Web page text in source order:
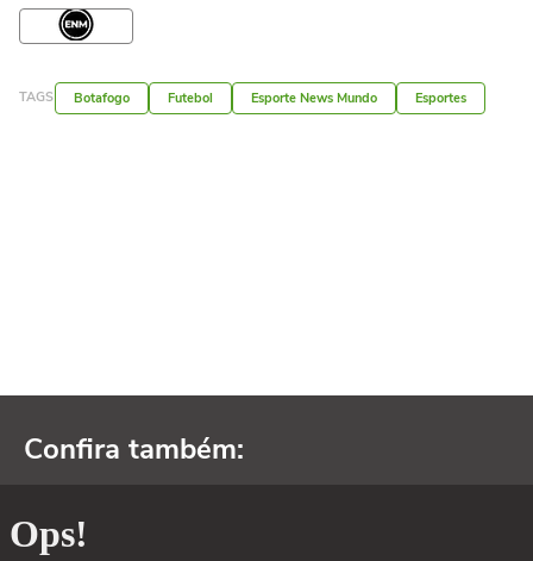
TAGS Botafogo Futebol Esporte News Mundo Esportes
Confira também: